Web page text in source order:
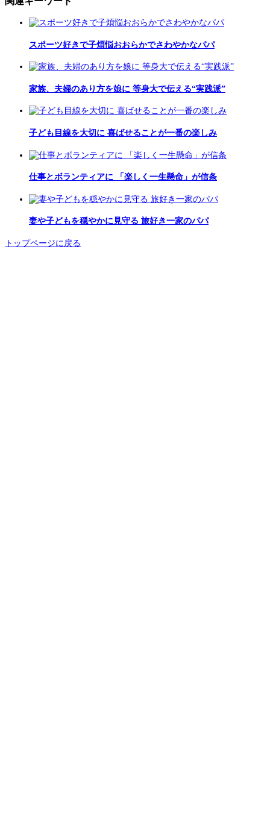
スポーツ好きで子煩悩おおらかでさわやかなパパ
家族、夫婦のあり方を娘に 等身大で伝える“実践派”
子ども目線を大切に 喜ばせることが一番の楽しみ
仕事とボランティアに 「楽しく一生懸命」が信条
妻や子どもを穏やかに見守る 旅好き一家のパパ
トップページに戻る